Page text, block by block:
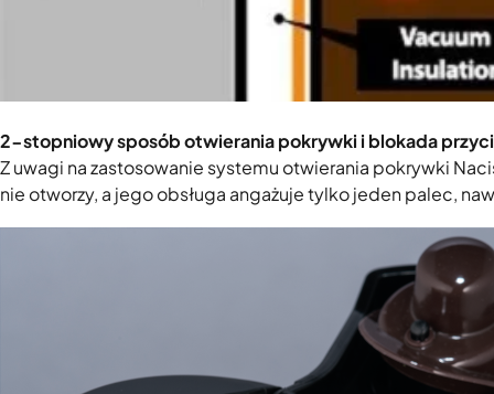
2-stopniowy sposób otwierania pokrywki i blokada
Z uwagi na zastosowanie systemu otwierania pokrywki
nie otworzy, a jego obsługa angażuje tylko jeden palec,